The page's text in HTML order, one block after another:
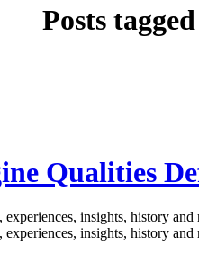
Posts
Qualities
insights, history
insights, history and